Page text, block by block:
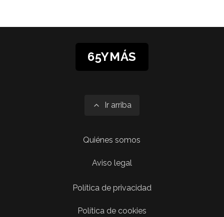
65YMÁS
Ir arriba
Quiénes somos
Aviso legal
Política de privacidad
Política de cookies